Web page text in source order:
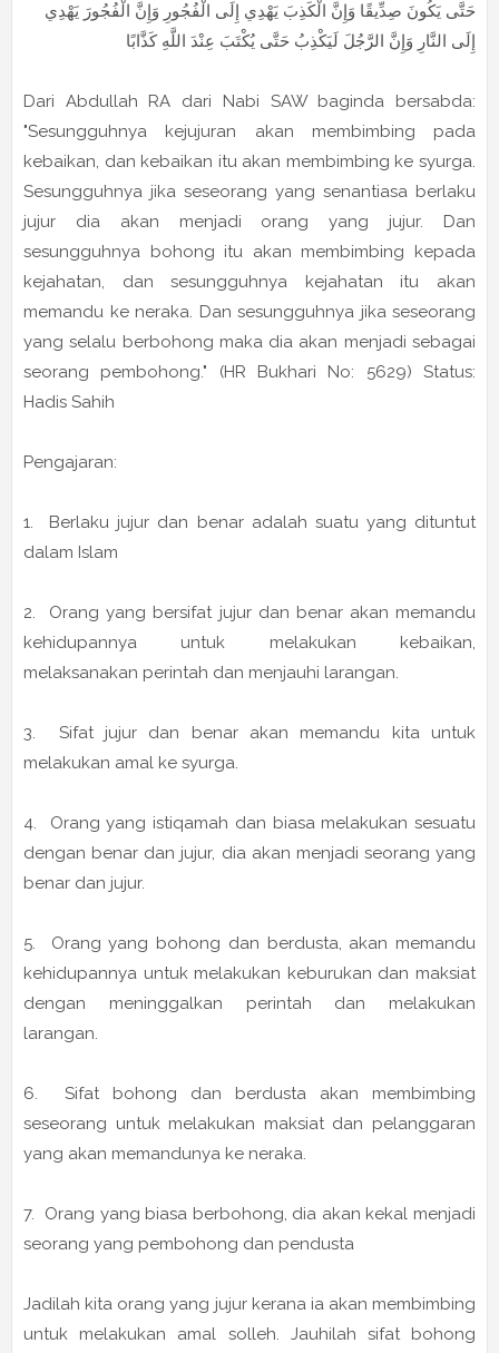
حَتَّى يَكُونَ صِدِّيقًا وَإِنَّ الْكَذِبَ يَهْدِي إِلَى الْفُجُورِ وَإِنَّ الْفُجُورَ يَهْدِي
إِلَى النَّارِ وَإِنَّ الرَّجُلَ لَيَكْذِبُ حَتَّى يُكْتَبَ عِنْدَ اللَّهِ كَذَّابًا
Dari Abdullah RA dari Nabi SAW baginda bersabda:
"Sesungguhnya kejujuran akan membimbing pada
kebaikan, dan kebaikan itu akan membimbing ke syurga.
Sesungguhnya jika seseorang yang senantiasa berlaku
jujur dia akan menjadi orang yang jujur. Dan
sesungguhnya bohong itu akan membimbing kepada
kejahatan, dan sesungguhnya kejahatan itu akan
memandu ke neraka. Dan sesungguhnya jika seseorang
yang selalu berbohong maka dia akan menjadi sebagai
seorang pembohong." (HR Bukhari No: 5629) Status:
Hadis Sahih
Pengajaran:
1. Berlaku jujur dan benar adalah suatu yang dituntut
dalam Islam
2. Orang yang bersifat jujur dan benar akan memandu
kehidupannya untuk melakukan kebaikan,
melaksanakan perintah dan menjauhi larangan.
3. Sifat jujur dan benar akan memandu kita untuk
melakukan amal ke syurga.
4. Orang yang istiqamah dan biasa melakukan sesuatu
dengan benar dan jujur, dia akan menjadi seorang yang
benar dan jujur.
5. Orang yang bohong dan berdusta, akan memandu
kehidupannya untuk melakukan keburukan dan maksiat
dengan meninggalkan perintah dan melakukan
larangan.
6. Sifat bohong dan berdusta akan membimbing
seseorang untuk melakukan maksiat dan pelanggaran
yang akan memandunya ke neraka.
7. Orang yang biasa berbohong, dia akan kekal menjadi
seorang yang pembohong dan pendusta
Jadilah kita orang yang jujur kerana ia akan membimbing
untuk melakukan amal solleh. Jauhilah sifat bohong